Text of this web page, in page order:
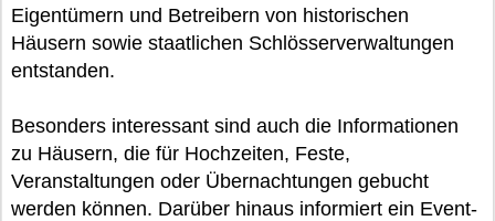
Eigentümern und Betreibern von historischen
Häusern sowie staatlichen Schlösserverwaltungen
entstanden.
Besonders interessant sind auch die Informationen
zu Häusern, die für Hochzeiten, Feste,
Veranstaltungen oder Übernachtungen gebucht
werden können. Darüber hinaus informiert ein Event-